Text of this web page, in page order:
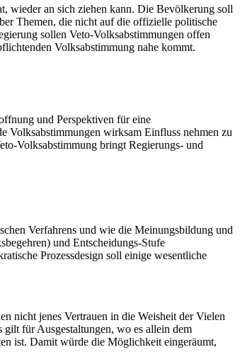
wieder an sich ziehen kann. Die Bevölkerung soll
Themen, die nicht auf die offizielle politische
sollen Veto-Volksabstimmungen offen
Volksabstimmung nahe kommt.
und Perspektiven für eine
wirksam Einfluss nehmen zu
Volksabstimmung bringt Regierungs- und
Verfahrens und wie die Meinungsbildung und
und Entscheidungs-Stufe
Prozessdesign soll einige wesentliche
nicht jenes Vertrauen in die Weisheit der Vielen
für Ausgestaltungen, wo es allein dem
ist. Damit würde die Möglichkeit eingeräumt,